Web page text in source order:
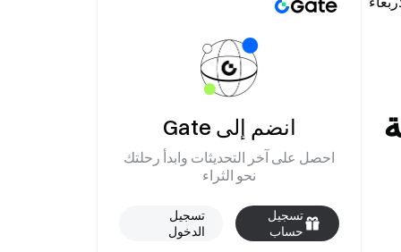
انضم إلى Gate
احصل على آخر التحديثات وابدأ رحلتك
نحو الثراء
تسجيل
حساب
تسجيل
الدخول